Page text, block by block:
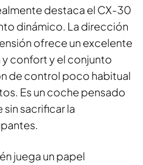
destaca el CX-30
dinámico. La dirección
ofrece un excelente
confort y el conjunto
de control poco habitual
Es un coche pensado
sacrificar la
juega un papel